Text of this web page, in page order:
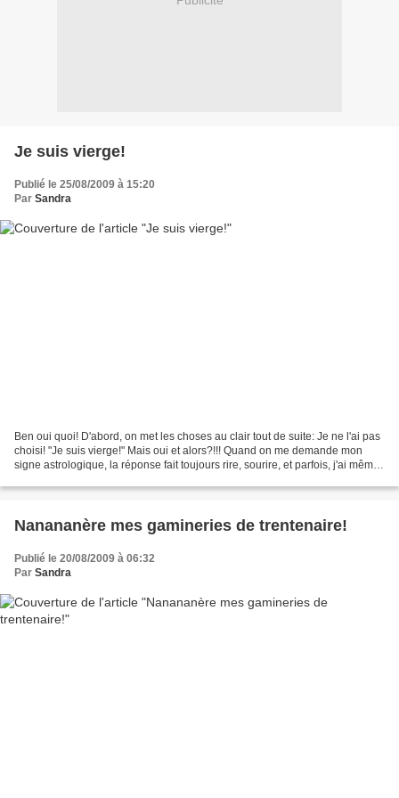
Je suis vierge!
Publié le 25/08/2009 à 15:20
Par Sandra
Ben oui quoi! D'abord, on met les choses au clair tout de suite: Je ne l'ai pas
choisi! "Je suis vierge!" Mais oui et alors?!!! Quand on me demande mon
signe astrologique, la réponse fait toujours rire, sourire, et parfois, j'ai même
Nanananère mes gamineries de trentenaire!
Publié le 20/08/2009 à 06:32
Par Sandra